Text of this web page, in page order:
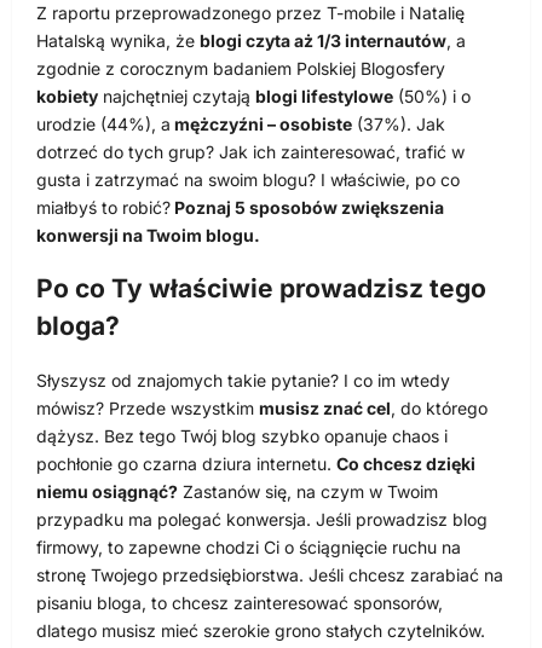
Z raportu przeprowadzonego przez T-mobile i Natalię
Hatalską wynika, że blogi czyta aż 1/3 internautów, a
zgodnie z corocznym badaniem Polskiej Blogosfery
kobiety najchętniej czytają blogi lifestylowe (50%) i o
urodzie (44%), a mężczyźni – osobiste (37%). Jak
dotrzeć do tych grup? Jak ich zainteresować, trafić w
gusta i zatrzymać na swoim blogu? I właściwie, po co
miałbyś to robić? Poznaj 5 sposobów zwiększenia
konwersji na Twoim blogu.
Po co Ty właściwie prowadzisz tego
bloga?
Słyszysz od znajomych takie pytanie? I co im wtedy
mówisz? Przede wszystkim musisz znać cel, do którego
dążysz. Bez tego Twój blog szybko opanuje chaos i
pochłonie go czarna dziura internetu. Co chcesz dzięki
niemu osiągnąć? Zastanów się, na czym w Twoim
przypadku ma polegać konwersja. Jeśli prowadzisz blog
firmowy, to zapewne chodzi Ci o ściągnięcie ruchu na
stronę Twojego przedsiębiorstwa. Jeśli chcesz zarabiać na
pisaniu bloga, to chcesz zainteresować sponsorów,
dlatego musisz mieć szerokie grono stałych czytelników.